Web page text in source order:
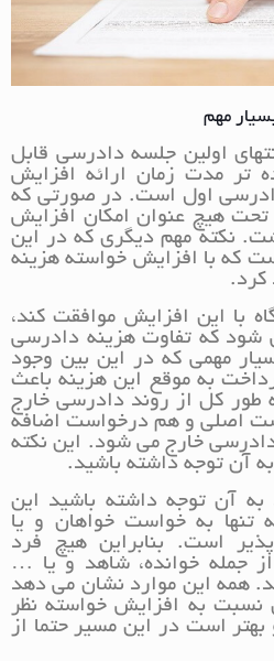
مهم
اولین جلسه دادرسی قابل
تر مدت زمان ارائه افزایش
اول است. در صورتی که
تحت هیچ عنوان امکان افزایش
نکته مهم دیگری که در این
که با افزایش خواسته هزینه
کرد.
با این افزایش موافقت کند،
شود که تفاوت هزینه دادرسی
مهمی که در این بین وجود
به موقع این هزینه باعث
کل از روند دادرسی خارج
اصلی و هم درخواست اضافه
خارج می شود. این نکته
آن توجه داشته باشید.
به آن توجه داشته باشید این
به خواست خواهان و یا
است. بنابراین هیچ فرد
جمله خوانده، شاهد و یا …
همه این موارد نشان می دهد
نسبت به افزایش خواسته نظر
است در این مسیر حتما از